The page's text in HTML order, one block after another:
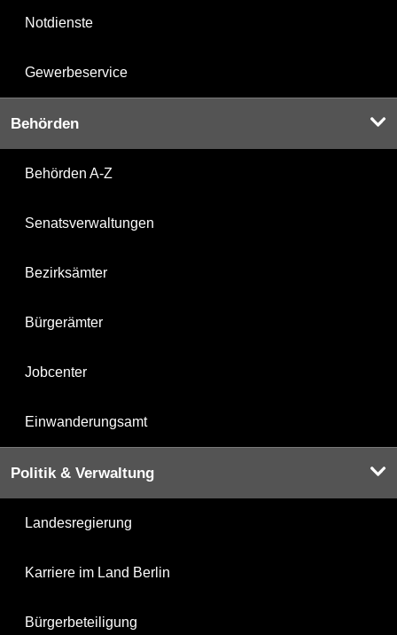
Notdienste
Gewerbeservice
Behörden
Behörden A-Z
Senatsverwaltungen
Bezirksämter
Bürgerämter
Jobcenter
Einwanderungsamt
Politik & Verwaltung
Landesregierung
Karriere im Land Berlin
Bürgerbeteiligung